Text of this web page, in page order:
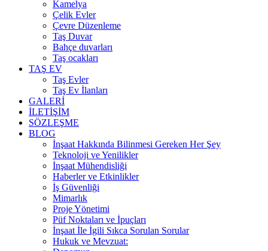
Kamelya
Çelik Evler
Çevre Düzenleme
Taş Duvar
Bahçe duvarları
Taş ocakları
TAŞ EV
Taş Evler
Taş Ev İlanları
GALERİ
İLETİŞİM
SÖZLEŞME
BLOG
İnşaat Hakkında Bilinmesi Gereken Her Şey
Teknoloji ve Yenilikler
İnşaat Mühendisliği
Haberler ve Etkinlikler
İş Güvenliği
Mimarlık
Proje Yönetimi
Püf Noktaları ve İpuçları
İnşaat İle İgili Sıkca Sorulan Sorular
Hukuk ve Mevzuat: